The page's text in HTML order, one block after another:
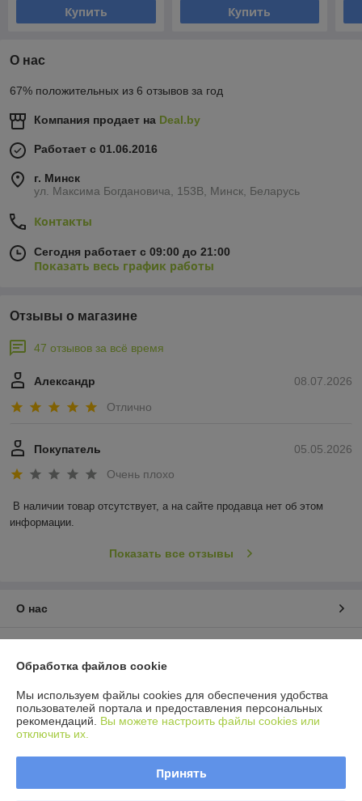
Купить Купить
О нас
67% положительных из 6 отзывов за год
Компания продает на Deal.by
Работает с 01.06.2016
г. Минск
ул. Максима Богдановича, 153В, Минск, Беларусь
Контакты
Сегодня работает с 09:00 до 21:00
Показать весь график работы
Отзывы о магазине
47 отзывов за всё время
08.07.2026
Александр
Отлично
05.05.2026
Покупатель
Очень плохо
В наличии товар отсутствует, а на сайте продавца нет об этом
информации.
Показать все отзывы
О нас
График работы
Полная версия сайта
Обработка файлов cookie
Мы используем файлы cookies для обеспечения удобства
пользователей портала и предоставления персональных
рекомендаций. Вы можете настроить файлы cookies или
отключить их.
Принять